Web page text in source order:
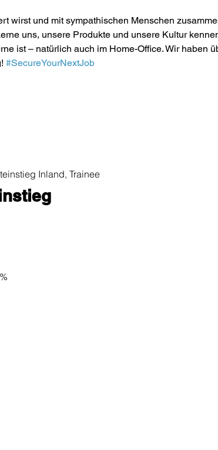
wirst und mit sympathischen Menschen
uns, unsere Produkte und unsere Kultur
ist – natürlich auch im Home-Office. Wir haben
#SecureYourNextJob
Inland, Trainee